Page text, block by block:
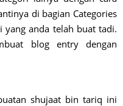
di bagian Categories
yang anda telah buat tadi.
blog entry dengan
shujaat bin tariq ini